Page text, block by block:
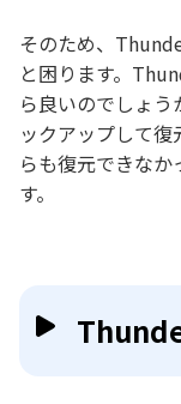
そのため、
と困ります。
ら良いのでしょ
ックアップして
らも復元できな
す。